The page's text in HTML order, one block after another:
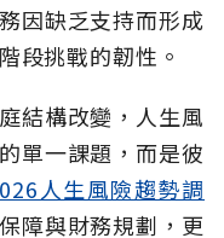
因缺乏支持而形成
段挑戰的韌性。
結構改變，人生風
單一課題，而是彼
人生風險趨勢調
障與財務規劃，更